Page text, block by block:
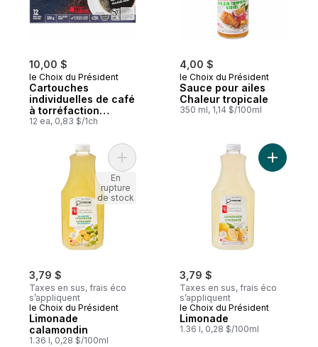
10,00 $
le Choix du Président
Cartouches
individuelles de café
à torréfaction
française
12 ea, 0,83 $/1ch
4,00 $
le Choix du Président
Sauce pour ailes
Chaleur tropicale
350 ml, 1,14 $/100ml
3,79 $
Taxes en sus, frais éco
s’appliquent
le Choix du Président
Limonade
calamondin
1.36 l, 0,28 $/100ml
Ajouter Limonade calamondin au panier
En
rupture
de stock
3,79 $
Taxes en sus, frais éco
s’appliquent
le Choix du Président
Limonade
1.36 l, 0,28 $/100ml
Ajouter